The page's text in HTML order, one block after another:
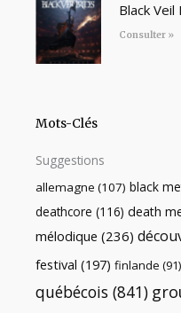
Black
Consulter »
Mots-Clés
Suggestions
allemagne (107) black
deathcore (116) death
mélodique (236)
festival (197) finlande (91)
québécois (841)